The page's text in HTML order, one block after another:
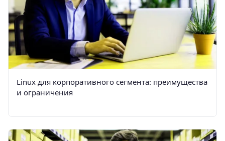
Linux для корпоративного сегмента: преимущества
и ограничения